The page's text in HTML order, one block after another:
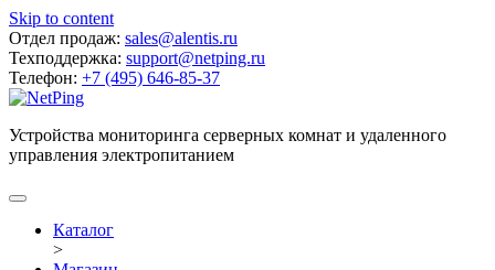
Skip to content
Отдел продаж: sales@alentis.ru
Техподдержка: support@netping.ru
Телефон: +7 (495) 646-85-37
Устройства мониторинга серверных комнат и удаленного
управления электропитанием
Каталог
>